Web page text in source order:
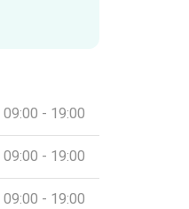
09:00 - 19:00
09:00 - 19:00
09:00 - 19:00